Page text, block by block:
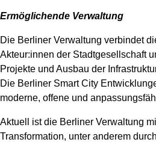
Ermöglichende Verwaltung
Die Berliner Verwaltung verbindet
Akteur:innen der Stadtgesellschaft
Projekte und Ausbau der
Die Berliner Smart City
moderne, offene und
Aktuell ist die Berliner Verwaltung
Transformation, unter anderem